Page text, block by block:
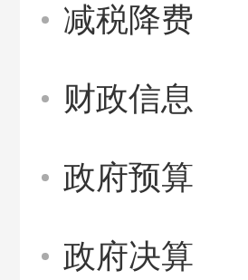
减税降费
财政信息
政府预算
政府决算